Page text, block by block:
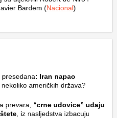
Bardem (Nacional)
presedana: Iran napao
nekoliko američkih država?
prevara, “crne udovice” udaju
, iz nasljedstva izbacuju